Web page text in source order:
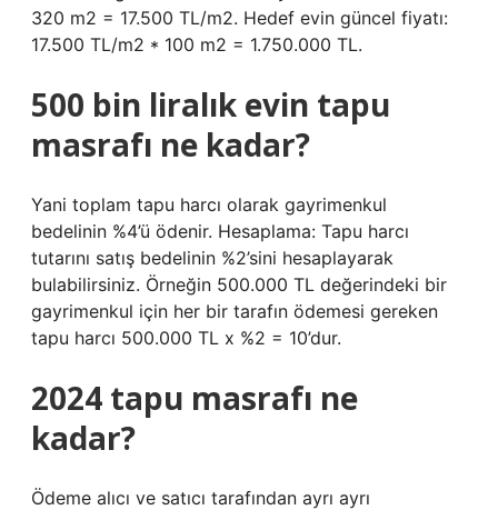
320 m2 = 17.500 TL/m2. Hedef evin güncel fiyatı:
17.500 TL/m2 * 100 m2 = 1.750.000 TL.
500 bin liralık evin tapu
masrafı ne kadar?
Yani toplam tapu harcı olarak gayrimenkul
bedelinin %4’ü ödenir. Hesaplama: Tapu harcı
tutarını satış bedelinin %2’sini hesaplayarak
bulabilirsiniz. Örneğin 500.000 TL değerindeki bir
gayrimenkul için her bir tarafın ödemesi gereken
tapu harcı 500.000 TL x %2 = 10’dur.
2024 tapu masrafı ne
kadar?
Ödeme alıcı ve satıcı tarafından ayrı ayrı